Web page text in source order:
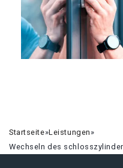
Startseite»Leistungen»
Wechseln des